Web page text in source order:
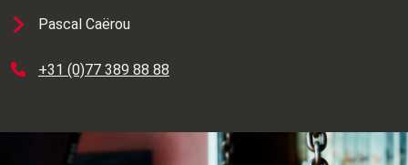
Pascal Caërou
+31 (0)77 389 88 88